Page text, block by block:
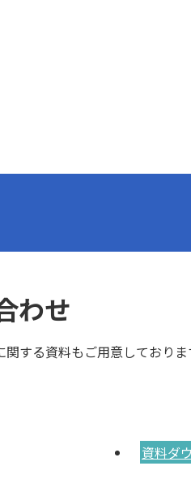
わせ
する資料もご用意しておりま
資料ダ